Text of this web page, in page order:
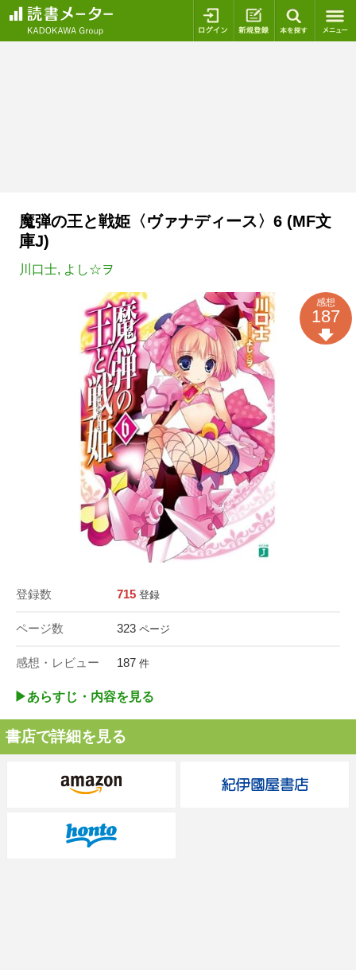
ログイン 新規登録
魔弾の王と戦姫〈ヴァナディース〉6 (MF文
庫J)
川口士, よし☆ヲ
登録数 715 登録
ページ数 323 ページ
感想・レビュー 187 件
感想
187
▶︎あらすじ・内容を見る
書店で詳細を見る